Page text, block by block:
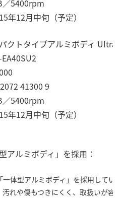
5400rpm
12月中旬（予定）
タイプアルミボディ Ultra
41300 9
5400rpm
12月中旬（予定）
ルミボディ」を採用：
体型アルミボディ」を採用してい
れや傷もつきにくく、取扱いが容